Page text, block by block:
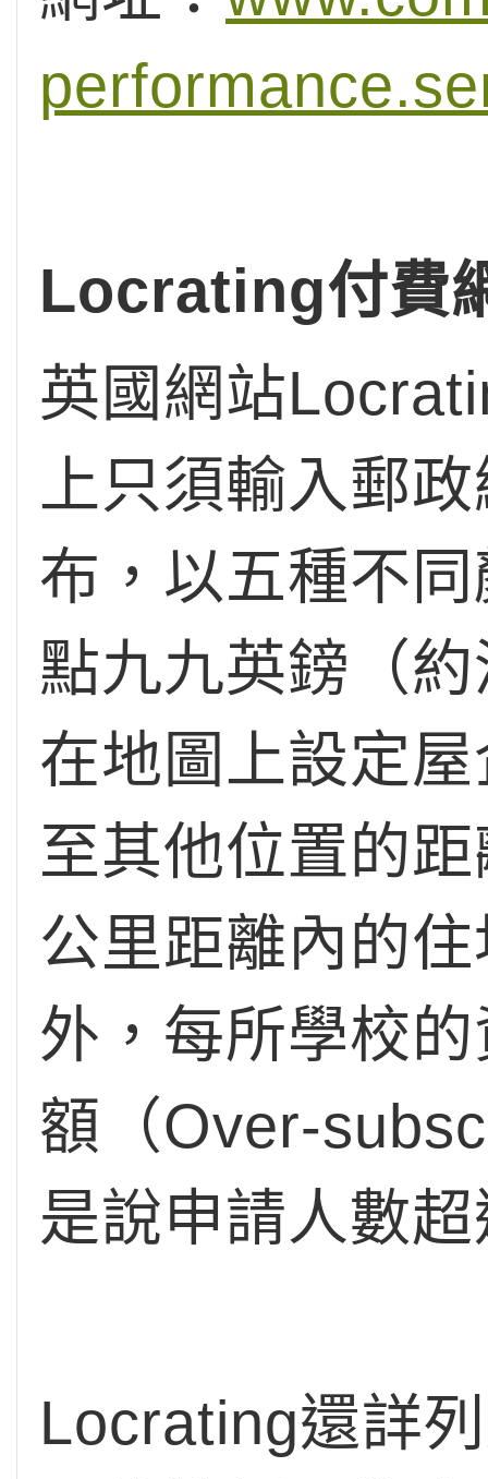
Locrating付費
英國網站
上只須輸入郵
布，以五種不
點九九英鎊（
在地圖上設定
至其他位置的
公里距離內的
外，每所學校
額（Over-
是說申請人數
Locrating還詳